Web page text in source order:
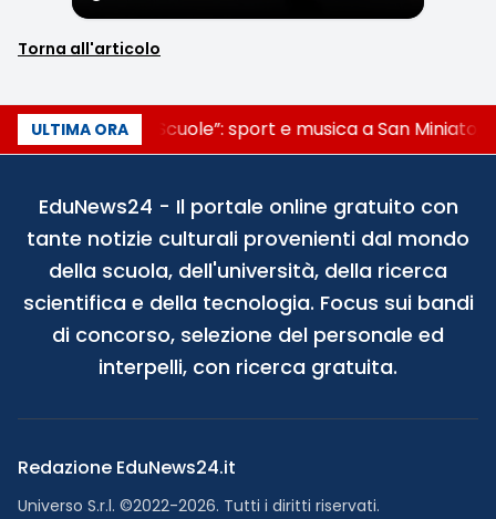
Torna all'articolo
ULTIMA ORA
“Noi siamo le Scuole”: sport e musica a San Miniato,
EduNews24 - Il portale online gratuito con
tante notizie culturali provenienti dal mondo
della scuola, dell'università, della ricerca
scientifica e della tecnologia. Focus sui bandi
di concorso, selezione del personale ed
interpelli, con ricerca gratuita.
Redazione EduNews24.it
Universo S.r.l. ©2022-2026. Tutti i diritti riservati.